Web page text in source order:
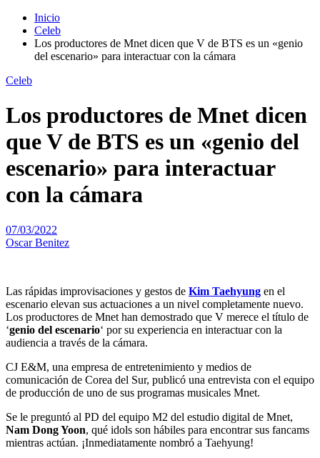
Inicio
Celeb
Los productores de Mnet dicen que V de BTS es un «genio
del escenario» para interactuar con la cámara
Celeb
Los productores de Mnet dicen
que V de BTS es un «genio del
escenario» para interactuar
con la cámara
07/03/2022
Oscar Benitez
Las rápidas improvisaciones y gestos de Kim Taehyung en el
escenario elevan sus actuaciones a un nivel completamente nuevo.
Los productores de Mnet han demostrado que V merece el título de
‘genio del escenario‘ por su experiencia en interactuar con la
audiencia a través de la cámara.
CJ E&M, una empresa de entretenimiento y medios de
comunicación de Corea del Sur, publicó una entrevista con el equipo
de producción de uno de sus programas musicales Mnet.
Se le preguntó al PD del equipo M2 del estudio digital de Mnet,
Nam Dong Yoon, qué idols son hábiles para encontrar sus fancams
mientras actúan. ¡Inmediatamente nombró a Taehyung!